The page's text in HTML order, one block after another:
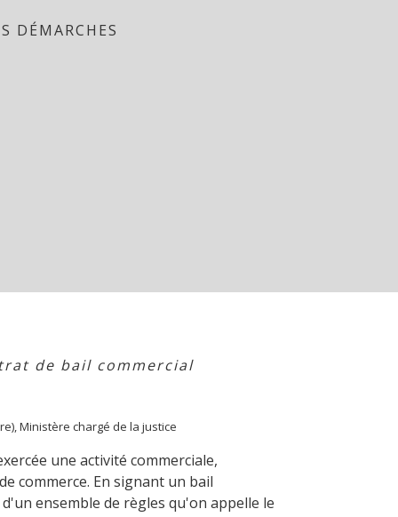
DÉMARCHES
de bail commercial
Ministère chargé de la justice
une activité commerciale,
commerce. En signant un bail
ensemble de règles qu'on appelle le